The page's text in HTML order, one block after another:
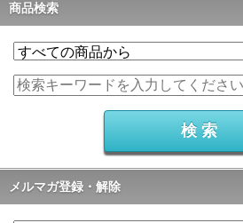
商品検索
メルマガ登録・解除